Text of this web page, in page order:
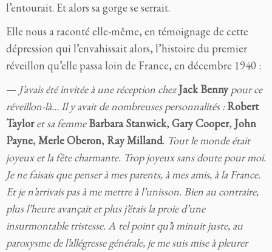
l’entourait. Et alors sa gorge se serrait.
Elle nous a raconté elle-même, en témoignage de cette
dépression qui l’envahissait alors, l’histoire du premier
réveillon qu’elle passa loin de France, en décembre 1940 :
— J’avais été invitée à une réception chezJack Benny pour ce
réveillon-là… Il y avait de nombreuses personnalités : Robert
Taylor et sa femmeBarbara Stanwick, Gary Cooper, John
Payne, Merle Oberon, Ray Milland. Tout le monde était
joyeux et la fête charmante. Trop joyeux sans doute pour moi.
Je ne faisais que penser à mes parents, à mes amis, à la France.
Et je n’arrivais pas à me mettre à l’unisson. Bien au contraire,
plus l’heure avançait et plus j’étais la proie d’une
insurmontable tristesse. A tel point qu’à minuit juste, au
paroxysme de l’allégresse générale, je me suis mise à pleurer